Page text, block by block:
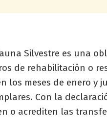
Silvestre es una
de rehabilitación o
los meses de enero y
Con la
o acrediten las